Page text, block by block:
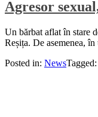
Agresor
Un bărbat aflat în stare
Reșița. De asemenea,
Posted in: NewsTagged: